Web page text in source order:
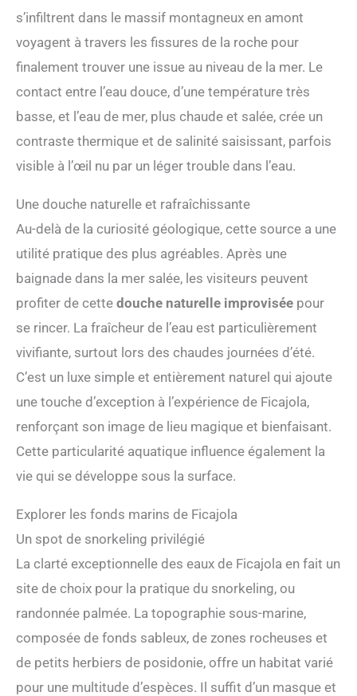
s’infiltrent dans le massif montagneux en amont
voyagent à travers les fissures de la roche pour
finalement trouver une issue au niveau de la mer. Le
contact entre l’eau douce, d’une température très
basse, et l’eau de mer, plus chaude et salée, crée un
contraste thermique et de salinité saisissant, parfois
visible à l’œil nu par un léger trouble dans l’eau.
Une douche naturelle et rafraîchissante
Au-delà de la curiosité géologique, cette source a une
utilité pratique des plus agréables. Après une
baignade dans la mer salée, les visiteurs peuvent
profiter de cette douche naturelle improvisée pour
se rincer. La fraîcheur de l’eau est particulièrement
vivifiante, surtout lors des chaudes journées d’été.
C’est un luxe simple et entièrement naturel qui ajoute
une touche d’exception à l’expérience de Ficajola,
renforçant son image de lieu magique et bienfaisant.
Cette particularité aquatique influence également la
vie qui se développe sous la surface.
Explorer les fonds marins de Ficajola
Un spot de snorkeling privilégié
La clarté exceptionnelle des eaux de Ficajola en fait un
site de choix pour la pratique du snorkeling, ou
randonnée palmée. La topographie sous-marine,
composée de fonds sableux, de zones rocheuses et
de petits herbiers de posidonie, offre un habitat varié
pour une multitude d’espèces. Il suffit d’un masque et